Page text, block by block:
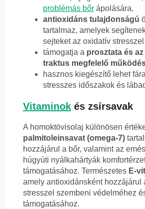
problémás bőr ápolására,
antioxidáns tulajdonságú
tartalmaz, amelyek
sejteket az oxidatív
támogatja a prosztata és
traktus megfelelő
hasznos kiegészítő lehet
stresszes időszakok és
Vitaminok és zsírsavak
A homoktövisolaj különösen
palmitoleinsavat (omega-7)
hozzájárul a bőr, valamint az
húgyúti nyálkahártyák
támogatásához. Természetes E-
amely antioxidánsként hozzájárul
stresszel szembeni védelméhez
támogatásához.